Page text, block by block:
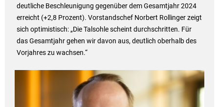
deutliche Beschleunigung gegenüber dem Gesamtjahr 2024
erreicht (+2,8 Prozent). Vorstandschef Norbert Rollinger zeigt
sich optimistisch: „Die Talsohle scheint durchschritten. Für
das Gesamtjahr gehen wir davon aus, deutlich oberhalb des
Vorjahres zu wachsen.“